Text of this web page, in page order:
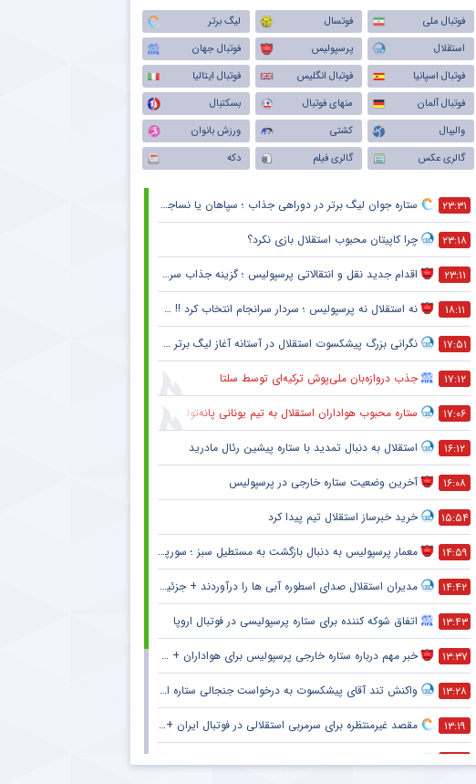
فوتبال ملی فوتسال
لیگ برتر
استقلال
پرسپولیس
فوتبال جهان
فوتبال اسپانیا
فوتبال انگلیس
فوتبال ایتالیا
فوتبال آلمان
منهای فوتبال
بسکتبال
والیبال
کشتی
ورزش بانوان
گالری عکس
گالری فیلم دکه
۲۳:۳۱ ستاره جوان لیگ برتر در دوراهی جذاب ؛ سپاهان یا نساجی ؟
۲۳:۱۸ چرا کاپیتان محبوب استقلال بازی نکرد؟
۲۳:۱۱ اقدام جدید نقل و انتقالاتی پرسپولیس ؛ گزینه جذاب سرخپوش می شود؟
۱۸:۱۱ نه استقلال نه پرسپولیس ؛ سردار سرانجام انتخاب کرد !! + جزئیات
۱۷:۵۱ نگرانی بزرگ پیشکسوت استقلال در آستانه آغاز لیگ برتر + جزئیات
۱۷:۱۲ جذب دروازه‌بان ملی‌پوش ترکیه‌ای توسط سلتا
۱۷:۰۶ ستاره محبوب هواداران استقلال به تیم یونانی پانه‌تولیکوس پیوست
۱۶:۱۲ استقلال به دنبال تمدید با ستاره پیشین رئال مادرید
۱۶:۰۸ آخرین وضعیت ستاره خارجی در پرسپولیس
۱۵:۵۴ خرید خبرساز استقلال تیم پیدا کرد
۱۴:۵۹ معمار پرسپولیس به دنبال بازگشت به مستطیل سبز ؛ سورپرایز بزرگ در راه است ؟ + جزئیات
۱۴:۴۲ مدیران استقلال صدای اسطوره آبی ها را درآوردند + جزئیات
۱۳:۴۳ اتفاق شوکه کننده برای ستاره پرسپولیسی در فوتبال اروپا
۱۳:۳۷ خبر مهم درباره ستاره خارجی پرسپولیس برای هواداران + جزئیات
۱۳:۲۸ واکنش تند آقای پیشکسوت به درخواست جنجالی ستاره استقلال + جزئیات
۱۳:۱۹ مقصد غیرمنتظره برای سرمربی استقلالی در فوتبال ایران + جزئیات
۱۲:۳۱